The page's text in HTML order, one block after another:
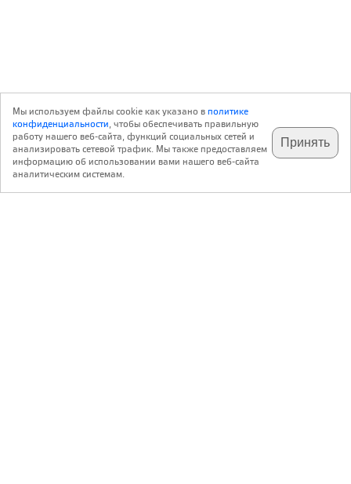
подпишитесь на наш
телеграм @archi_ru
✕
с 20 июля 1999 г.
Мы используем файлы cookie как указано вполитике
конфиденциальности, чтобы обеспечивать правильную
работу нашего веб-сайта, функций социальных сетей и
анализировать сетевой трафик. Мы также предоставляем
информацию об использовании вами нашего веб-сайта
аналитическим системам.
Принять